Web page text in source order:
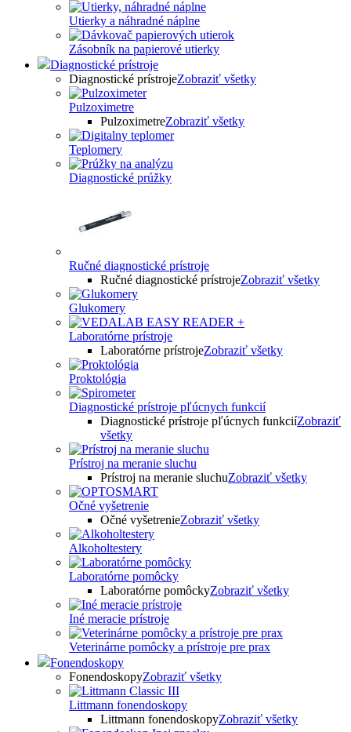
Utierky a náhradné náplne
Zásobník na papierové utierky
Diagnostické prístroje
Diagnostické prístrojeZobraziť všetky
Pulzoximetre
PulzoximetreZobraziť všetky
Teplomery
Diagnostické prúžky
Ručné diagnostické prístroje
Ručné diagnostické prístrojeZobraziť všetky
Glukomery
Laboratórne prístroje
Laboratórne prístrojeZobraziť všetky
Proktológia
Diagnostické prístroje pľúcnych funkcií
Diagnostické prístroje pľúcnych funkciíZobraziť
všetky
Prístroj na meranie sluchu
Prístroj na meranie sluchuZobraziť všetky
Očné vyšetrenie
Očné vyšetrenieZobraziť všetky
Alkoholtestery
Laboratórne pomôcky
Laboratórne pomôckyZobraziť všetky
Iné meracie prístroje
Veterinárne pomôcky a prístroje pre prax
Fonendoskopy
FonendoskopyZobraziť všetky
Littmann fonendoskopy
Littmann fonendoskopyZobraziť všetky